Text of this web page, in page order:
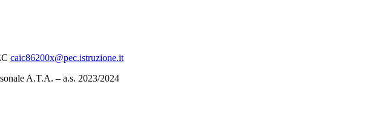
caic86200x@pec.istruzione.it
A.T.A. – a.s. 2023/2024